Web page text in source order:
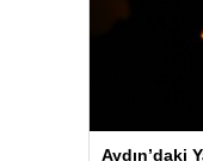
Aydın’daki